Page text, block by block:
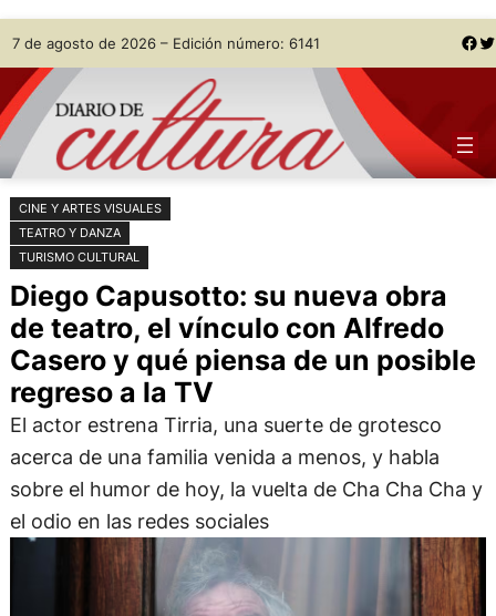
Saltar
al
contenido
Skip
to
content
7 de agosto de 2026 – Edición número: 6141 Facebook Twitter
CINE Y ARTES VISUALES
TEATRO Y DANZA
TURISMO CULTURAL
Diego Capusotto: su nueva obra
de teatro, el vínculo con Alfredo
Casero y qué piensa de un posible
regreso a la TV
El actor estrena Tirria, una suerte de grotesco
acerca de una familia venida a menos, y habla
sobre el humor de hoy, la vuelta de Cha Cha Cha y
el odio en las redes sociales